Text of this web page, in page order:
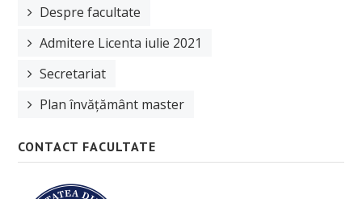
Plan învățământ master
Plan învățământ școală doctorală de sociologie
STUDENȚI
Orar
Anunțuri
Despre facultate
Admitere Licenta iulie 2021
Secretariat
Plan învățământ master
CONTACT FACULTATE